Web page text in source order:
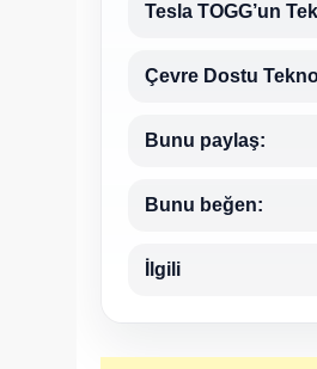
Tesla TOGG’un
Çevre Dostu
Bunu paylaş:
Bunu beğen:
İlgili